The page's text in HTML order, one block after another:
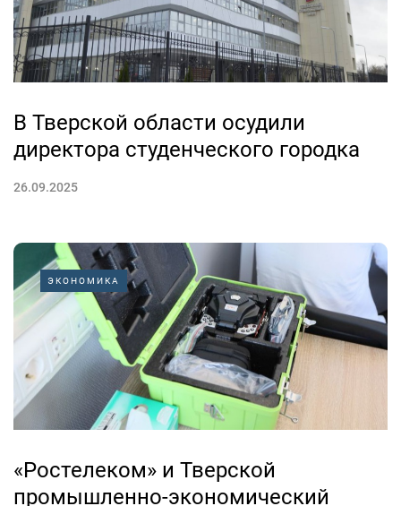
В Тверской области осудили
директора студенческого городка
26.09.2025
ЭКОНОМИКА
«Ростелеком» и Тверской
промышленно-экономический